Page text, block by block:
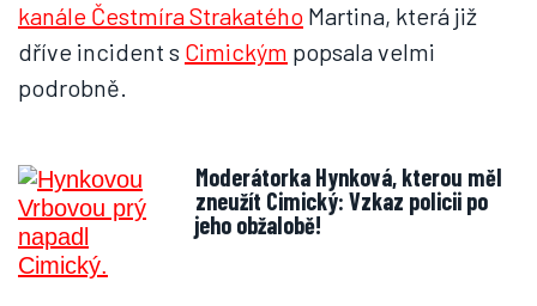
kanále Čestmíra Strakatého Martina, která již
dříve incident s Cimickým popsala velmi
podrobně.
Moderátorka Hynková, kterou měl
zneužít Cimický: Vzkaz policii po
jeho obžalobě!